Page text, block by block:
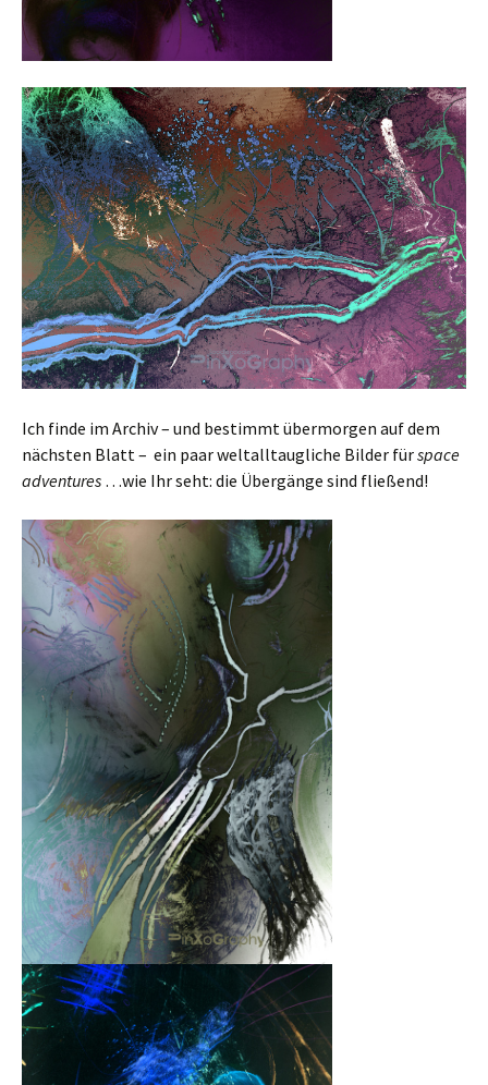
Ich finde im Archiv – und bestimmt übermorgen auf dem
nächsten Blatt – ein paar weltalltaugliche Bilder fürspace
adventures …wie Ihr seht: die Übergänge sind fließend!